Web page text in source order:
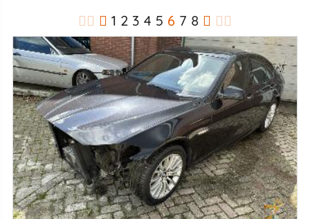
1 2 3 4 5 6 7 8